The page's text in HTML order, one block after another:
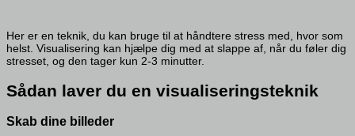
Her er en teknik, du kan bruge til at håndtere stress med, hvor som
helst. Visualisering kan hjælpe dig med at slappe af, når du føler dig
stresset, og den tager kun 2-3 minutter.
Sådan laver du en visualiseringsteknik
Skab dine billeder